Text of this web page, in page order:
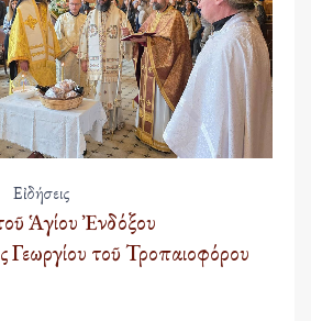
Εἰδήσεις
Ἁγίου Ἐνδόξου
τοῦ Τροπαιοφόρου